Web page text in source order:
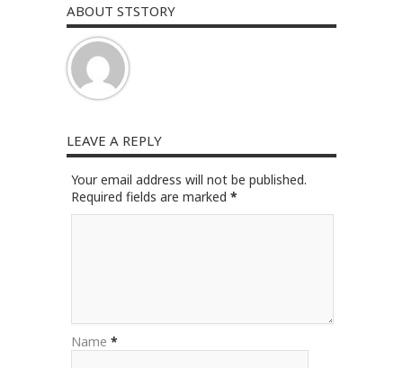
ABOUT STSTORY
LEAVE A REPLY
Your email address will not be published.
Required fields are marked *
Name *